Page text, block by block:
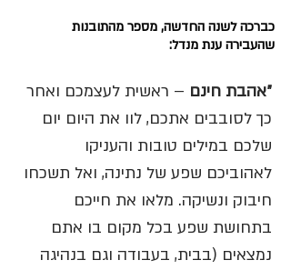
כברכה לשנה החדשה, מספר מהתובנות
שהעבירה ענת מנדל:
״אהבת חינם – ראשית לעצמכם ואחר
כך לסובבים אתכם, לוו את היום יום
שלכם במילים טובות והעניקו
לאהוביכם שפע של נתינה, ואל תשכחו
חיבוק ונשיקה. מלאו את חייכם
בתחושת שפע בכל מקום בו אתם
נמצאים (בבית, בעבודה וגם בנהיגה